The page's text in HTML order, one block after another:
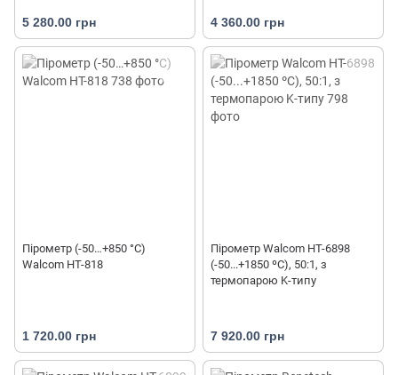
5 280.00 грн 4 360.00 грн
Пірометр (-50…+850 °С)
Walcom HT-818
1 720.00 грн
Пірометр Walcom HT-6898
(-50...+1850 ºС), 50:1, з
термопарою K-типу
7 920.00 грн